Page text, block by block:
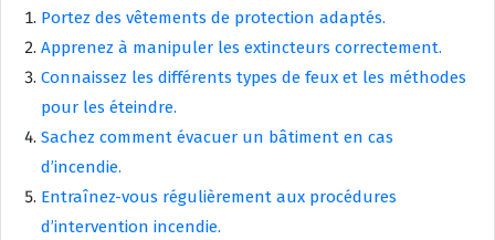
Portez des vêtements de protection adaptés.
Apprenez à manipuler les extincteurs correctement.
Connaissez les différents types de feux et les méthodes
pour les éteindre.
Sachez comment évacuer un bâtiment en cas
d’incendie.
Entraînez-vous régulièrement aux procédures
d’intervention incendie.